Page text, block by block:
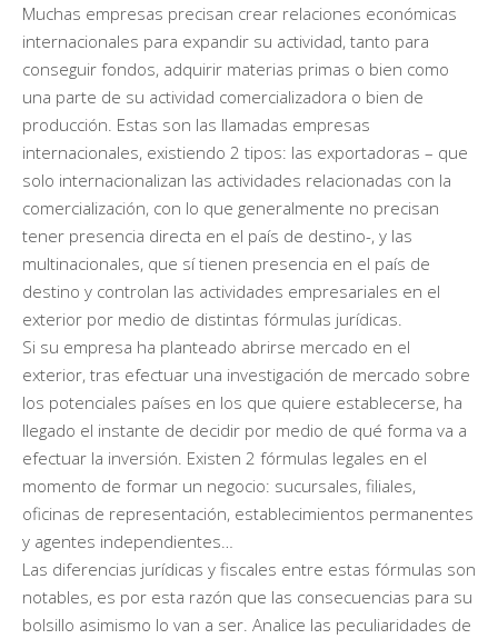
Muchas empresas precisan crear relaciones económicas
internacionales para expandir su actividad, tanto para
conseguir fondos, adquirir materias primas o bien como
una parte de su actividad comercializadora o bien de
producción. Estas son las llamadas empresas
internacionales, existiendo 2 tipos: las exportadoras – que
solo internacionalizan las actividades relacionadas con la
comercialización, con lo que generalmente no precisan
tener presencia directa en el país de destino-, y las
multinacionales, que sí tienen presencia en el país de
destino y controlan las actividades empresariales en el
exterior por medio de distintas fórmulas jurídicas.
Si su empresa ha planteado abrirse mercado en el
exterior, tras efectuar una investigación de mercado sobre
los potenciales países en los que quiere establecerse, ha
llegado el instante de decidir por medio de qué forma va a
efectuar la inversión. Existen 2 fórmulas legales en el
momento de formar un negocio: sucursales, filiales,
oficinas de representación, establecimientos permanentes
y agentes independientes…
Las diferencias jurídicas y fiscales entre estas fórmulas son
notables, es por esta razón que las consecuencias para su
bolsillo asimismo lo van a ser. Analice las peculiaridades de